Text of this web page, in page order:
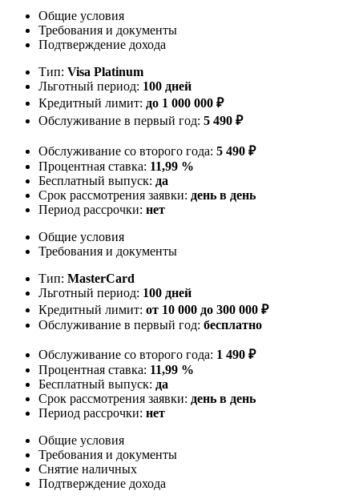
Общие условия
Требования и документы
Подтверждение дохода
Тип: Visa Platinum
Льготный период: 100 дней
Кредитный лимит: до 1 000 000 ₽
Обслуживание в первый год: 5 490 ₽
Обслуживание со второго года: 5 490 ₽
Процентная ставка: 11,99 %
Бесплатный выпуск: да
Срок рассмотрения заявки: день в день
Период рассрочки: нет
Общие условия
Требования и документы
Тип: MasterСard
Льготный период: 100 дней
Кредитный лимит: от 10 000 до 300 000 ₽
Обслуживание в первый год: бесплатно
Обслуживание со второго года: 1 490 ₽
Процентная ставка: 11,99 %
Бесплатный выпуск: да
Срок рассмотрения заявки: день в день
Период рассрочки: нет
Общие условия
Требования и документы
Снятие наличных
Подтверждение дохода